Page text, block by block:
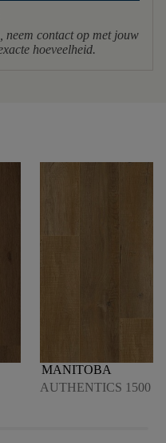
neem contact op met jouw
hoeveelheid.
MANITOBA
AUTHENTICS 1500